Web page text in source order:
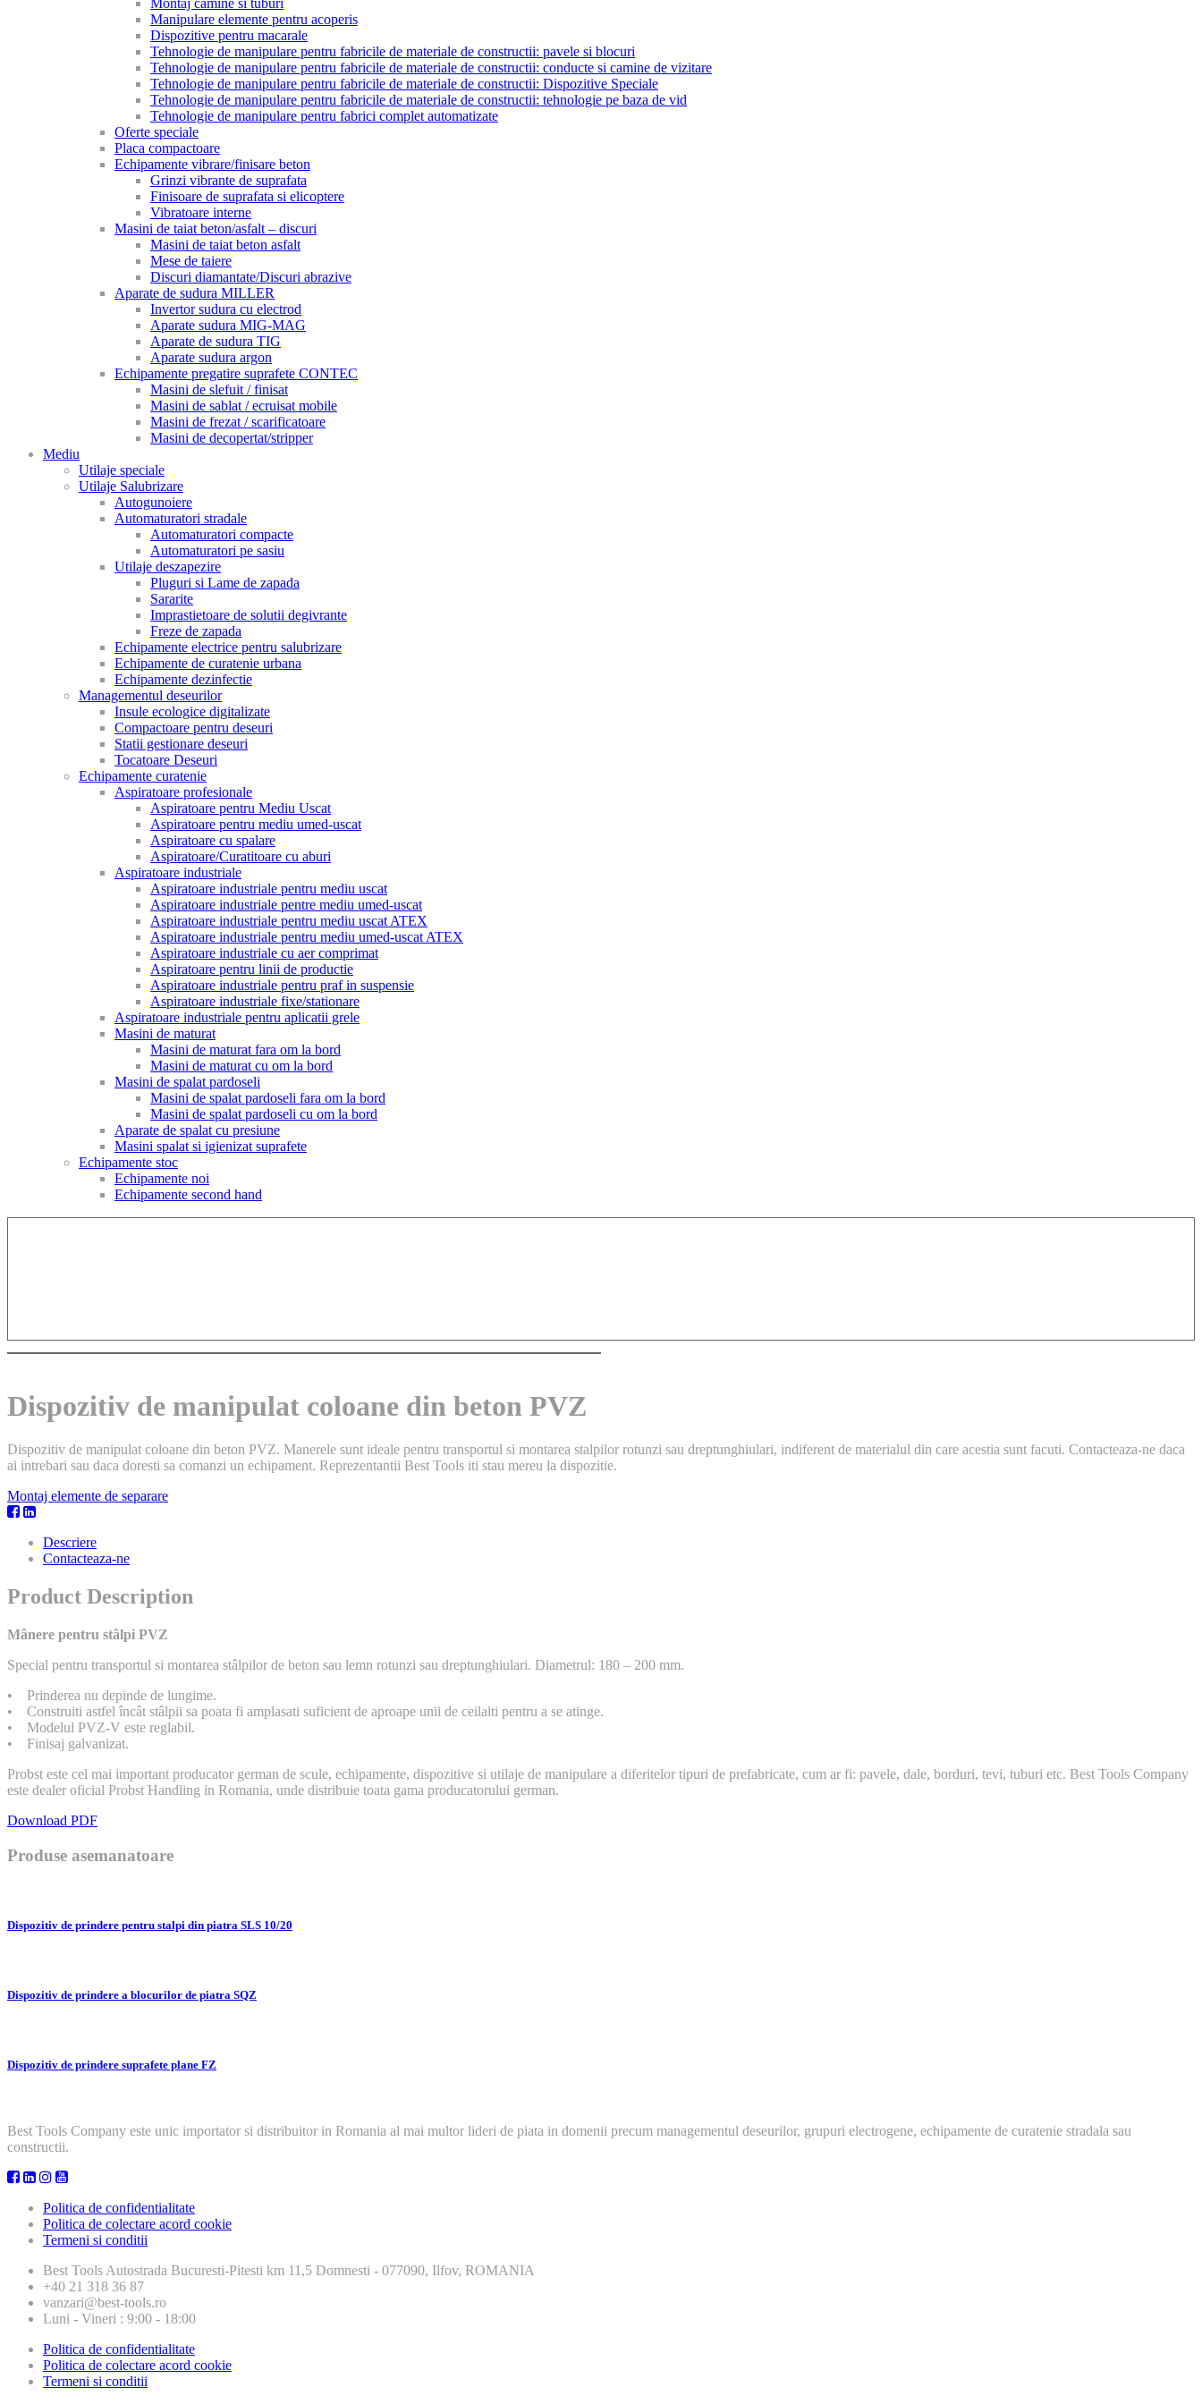
Montaj camine si tuburi
Manipulare elemente pentru acoperis
Dispozitive pentru macarale
Tehnologie de manipulare pentru fabricile de materiale de constructii: pavele si blocuri
Tehnologie de manipulare pentru fabricile de materiale de constructii: conducte si camine de vizitare
Tehnologie de manipulare pentru fabricile de materiale de constructii: Dispozitive Speciale
Tehnologie de manipulare pentru fabricile de materiale de constructii: tehnologie pe baza de vid
Tehnologie de manipulare pentru fabrici complet automatizate
Oferte speciale
Placa compactoare
Echipamente vibrare/finisare beton
Grinzi vibrante de suprafata
Finisoare de suprafata si elicoptere
Vibratoare interne
Masini de taiat beton/asfalt – discuri
Masini de taiat beton asfalt
Mese de taiere
Discuri diamantate/Discuri abrazive
Aparate de sudura MILLER
Invertor sudura cu electrod
Aparate sudura MIG-MAG
Aparate de sudura TIG
Aparate sudura argon
Echipamente pregatire suprafete CONTEC
Masini de slefuit / finisat
Masini de sablat / ecruisat mobile
Masini de frezat / scarificatoare
Masini de decopertat/stripper
Mediu
Utilaje speciale
Utilaje Salubrizare
Autogunoiere
Automaturatori stradale
Automaturatori compacte
Automaturatori pe sasiu
Utilaje deszapezire
Pluguri si Lame de zapada
Sararite
Imprastietoare de solutii degivrante
Freze de zapada
Echipamente electrice pentru salubrizare
Echipamente de curatenie urbana
Echipamente dezinfectie
Managementul deseurilor
Insule ecologice digitalizate
Compactoare pentru deseuri
Statii gestionare deseuri
Tocatoare Deseuri
Echipamente curatenie
Aspiratoare profesionale
Aspiratoare pentru Mediu Uscat
Aspiratoare pentru mediu umed-uscat
Aspiratoare cu spalare
Aspiratoare/Curatitoare cu aburi
Aspiratoare industriale
Aspiratoare industriale pentru mediu uscat
Aspiratoare industriale pentre mediu umed-uscat
Aspiratoare industriale pentru mediu uscat ATEX
Aspiratoare industriale pentru mediu umed-uscat ATEX
Aspiratoare industriale cu aer comprimat
Aspiratoare pentru linii de productie
Aspiratoare industriale pentru praf in suspensie
Aspiratoare industriale fixe/stationare
Aspiratoare industriale pentru aplicatii grele
Masini de maturat
Masini de maturat fara om la bord
Masini de maturat cu om la bord
Masini de spalat pardoseli
Masini de spalat pardoseli fara om la bord
Masini de spalat pardoseli cu om la bord
Aparate de spalat cu presiune
Masini spalat si igienizat suprafete
Echipamente stoc
Echipamente noi
Echipamente second hand
Dispozitiv de manipulat coloane din beton PVZ
Dispozitiv de manipulat coloane din beton PVZ. Manerele sunt ideale pentru transportul si montarea stalpilor rotunzi sau dreptunghiulari, indiferent de materialul din care acestia sunt facuti. Contacteaza-ne daca
ai intrebari sau daca doresti sa comanzi un echipament. Reprezentantii Best Tools iti stau mereu la dispozitie.
Montaj elemente de separare
Descriere
Contacteaza-ne
Product Description
Mânere pentru stâlpi PVZ
Special pentru transportul si montarea stâlpilor de beton sau lemn rotunzi sau dreptunghiulari. Diametrul: 180 – 200 mm.
• Prinderea nu depinde de lungime.
• Construiti astfel încât stâlpii sa poata fi amplasati suficient de aproape unii de ceilalti pentru a se atinge.
• Modelul PVZ-V este reglabil.
• Finisaj galvanizat.
Probst este cel mai important producator german de scule, echipamente, dispozitive si utilaje de manipulare a diferitelor tipuri de prefabricate, cum ar fi: pavele, dale, borduri, tevi, tuburi etc. Best Tools Company
este dealer oficial Probst Handling in Romania, unde distribuie toata gama producatorului german.
Download PDF
Produse asemanatoare
Dispozitiv de prindere pentru stalpi din piatra SLS 10/20
Dispozitiv de prindere a blocurilor de piatra SQZ
Dispozitiv de prindere suprafete plane FZ
Best Tools Company este unic importator si distribuitor in Romania al mai multor lideri de piata in domenii precum managementul deseurilor, grupuri electrogene, echipamente de curatenie stradala sau
constructii.
Politica de confidentialitate
Politica de colectare acord cookie
Termeni si conditii
Best Tools Autostrada Bucuresti-Pitesti km 11,5 Domnesti - 077090, Ilfov, ROMANIA
+40 21 318 36 87
vanzari@best-tools.ro
Luni - Vineri : 9:00 - 18:00
Politica de confidentialitate
Politica de colectare acord cookie
Termeni si conditii